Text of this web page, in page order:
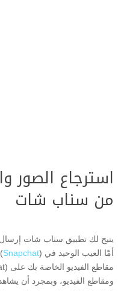
استرجاع الصور
من سناب شات
يتيح لك تطبيق سناب شات إرسال
أمّا العيب الوحيد في (Snapchat
ومقاطع الفيديو، وبمجرد أن